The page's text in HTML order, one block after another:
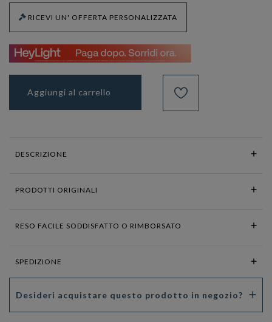
RICEVI UN' OFFERTA PERSONALIZZATA
Aggiungi al carrello
DESCRIZIONE
PRODOTTI ORIGINALI
RESO FACILE SODDISFATTO O RIMBORSATO
SPEDIZIONE
Desideri acquistare questo prodotto in negozio?